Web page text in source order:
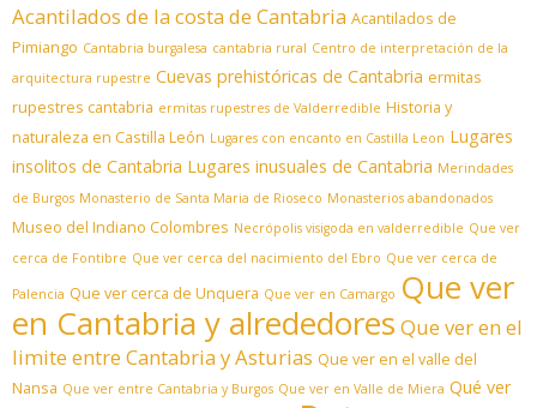
Acantilados de la costa de Cantabria Acantilados de
Pimiango Cantabria burgalesa cantabria rural Centro de interpretación de la
arquitectura rupestre Cuevas prehistóricas de Cantabria ermitas
rupestres cantabria ermitas rupestres de Valderredible Historia y
naturaleza en Castilla León Lugares con encanto en Castilla Leon Lugares
insolitos de Cantabria Lugares inusuales de Cantabria Merindades
de Burgos Monasterio de Santa Maria de Rioseco Monasterios abandonados
Museo del Indiano Colombres Necrópolis visigoda en valderredible Que ver
cerca de Fontibre Que ver cerca del nacimiento del Ebro Que ver cerca de
Palencia Que ver cerca de Unquera Que ver en Camargo Que ver
en Cantabria y alrededores Que ver en el
limite entre Cantabria y Asturias Que ver en el valle del
Nansa Que ver entre Cantabria y Burgos Que ver en Valle de Miera Qué ver